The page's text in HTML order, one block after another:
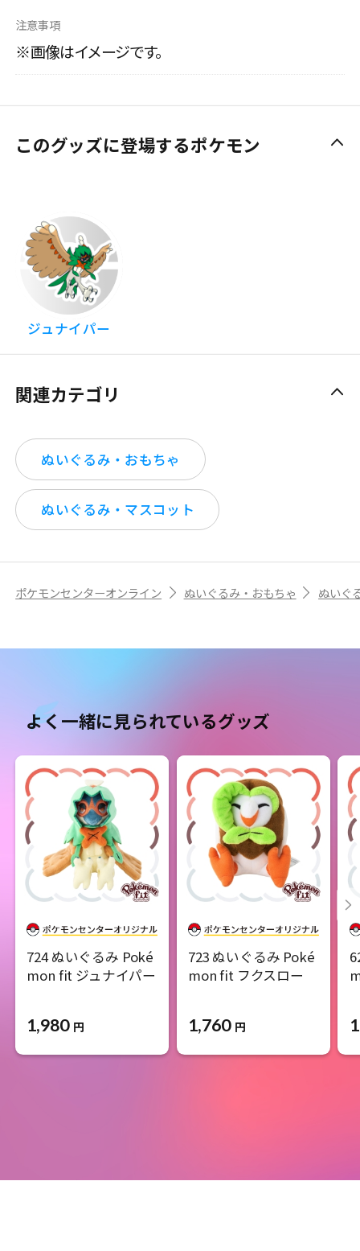
注意事項
※画像はイメージです。
このグッズに登場するポケモン
ジュナイパー
関連カテゴリ
ぬいぐるみ・おもちゃ
ぬいぐるみ・マスコット
ポケモンセンターオンライン ぬいぐるみ・おもちゃ ぬいぐ
よく一緒に見られているグッズ
724 ぬいぐるみ Poké
mon fit ジュナイパー
1,980 円
723 ぬいぐるみ Poké
mon fit フクスロー
1,760 円